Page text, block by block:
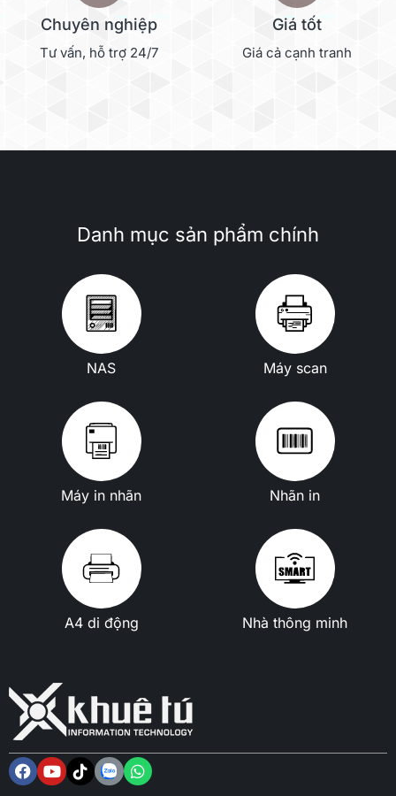
Chuyên nghiệp
Tư vấn, hỗ trợ 24/7
Giá tốt
Giá cả cạnh tranh
Danh mục sản phẩm chính
NAS Máy scan
Máy in nhãn Nhãn in
A4 di động Nhà thông minh